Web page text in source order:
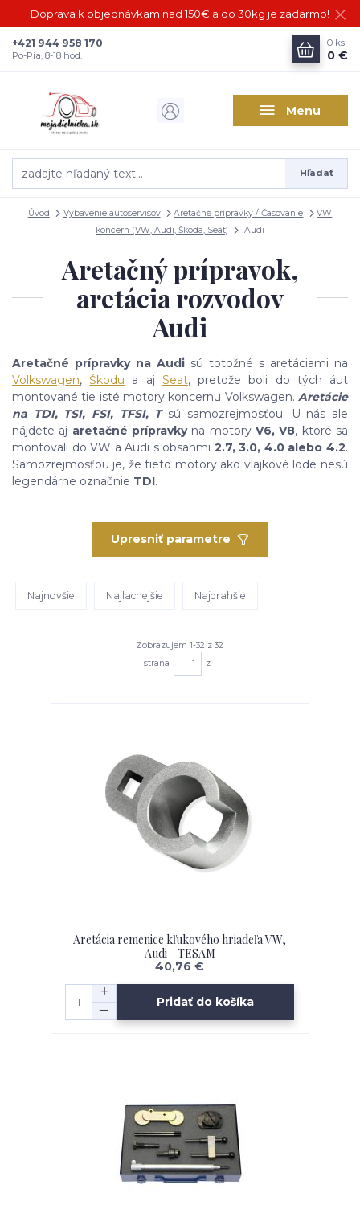
Doprava k objednávkam nad 150€ a do 30kg je zadarmo!
Menu
Hľadať
+421 944 958 170
Po-Pia, 8-18 hod.
0 ks
0 €
Úvod Vybavenie autoservisov Aretačné prípravky / Časovanie
VW
koncern (VW, Audi, Škoda, Seat)
Audi
Aretačný prípravok,
aretácia rozvodov
Audi
Aretačné prípravky na Audisú totožné s aretáciami na
Volkswagen,Škodu a aj Seat, pretože boli do tých áut
montované tie isté motory koncernu Volkswagen. Aretácie
na TDI, TSI, FSI, TFSI, Tsú samozrejmosťou. U nás ale
nájdete aj aretačné prípravkyna motory V6, V8, ktoré sa
montovali do VW a Audi s obsahmi 2.7, 3.0, 4.0 alebo 4.2.
Samozrejmosťou je, že tieto motory ako vlajkové lode nesú
legendárne označnie TDI.
Upresniť parametre
Najnovšie Najlacnejšie Najdrahšie
Zobrazujem 1-32 z 32
strana
z 1
Aretácia remenice kľukového hriadeľa VW,
Audi - TESAM
40,76 €
Pridať do košíka